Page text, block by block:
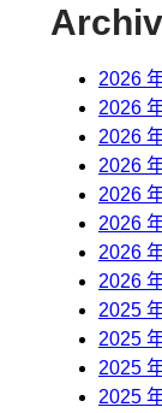
2026
2026
2026
2026
2026
2026
2026
2026
2025
2025
2025
2025